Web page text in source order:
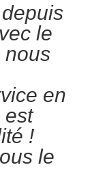
le
nous
en
est
!
le